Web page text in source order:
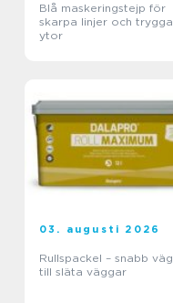
Blå maskeringstejp för
skarpa linjer och trygga
ytor
03. augusti 2026
Rullspackel – snabb väg
till släta väggar